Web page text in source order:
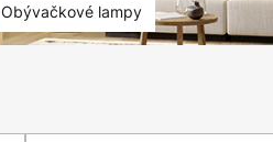
Obývačkové lampy